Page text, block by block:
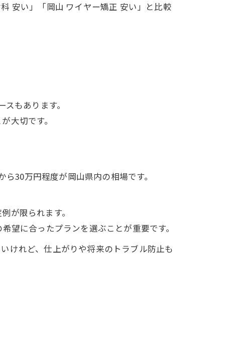
安い」「岡山 ワイヤー矯正 安い」と比較
もあります。
大切です。
30万円程度が岡山県内の相場です。
が限られます。
望に合ったプランを選ぶことが重要です。
けれど、仕上がりや将来のトラブル防止も